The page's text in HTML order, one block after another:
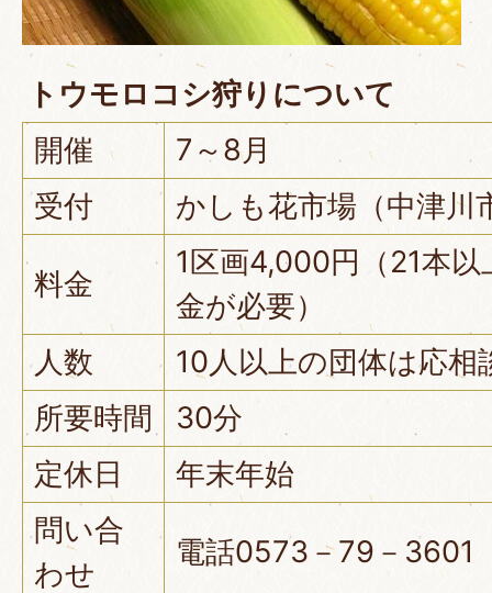
トウモロコシ狩りについて
開催
7～8月
受付
かしも花市場（中津川
料金
1区画4,000円（21本
金が必要）
人数
10人以上の団体は応相
所要時間
30分
定休日
年末年始
問い合
わせ
電話0573－79－3601